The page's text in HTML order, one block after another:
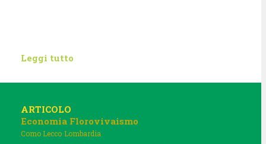
Leggi tutto
ARTICOLO
Economia Florovivaismo
Como Lecco Lombardia